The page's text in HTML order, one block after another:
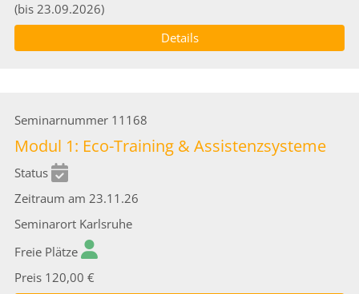
(bis 23.09.2026)
Details
Seminarnummer 11168
Modul 1: Eco-Training & Assistenzsysteme
Status
Zeitraum am 23.11.26
Seminarort Karlsruhe
Freie Plätze
Preis 120,00 €